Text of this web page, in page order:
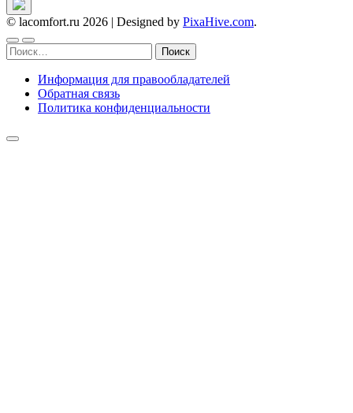
© lacomfort.ru 2026 | Designed by PixaHive.com.
Найти:
Информация для правообладателей
Обратная связь
Политика конфиденциальности